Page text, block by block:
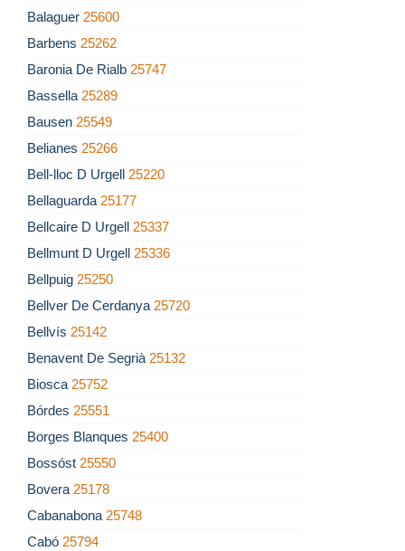
Balaguer 25600
Barbens 25262
Baronia De Rialb 25747
Bassella 25289
Bausen 25549
Belianes 25266
Bell-lloc D Urgell 25220
Bellaguarda 25177
Bellcaire D Urgell 25337
Bellmunt D Urgell 25336
Bellpuig 25250
Bellver De Cerdanya 25720
Bellvís 25142
Benavent De Segrià 25132
Biosca 25752
Bórdes 25551
Borges Blanques 25400
Bossóst 25550
Bovera 25178
Cabanabona 25748
Cabó 25794